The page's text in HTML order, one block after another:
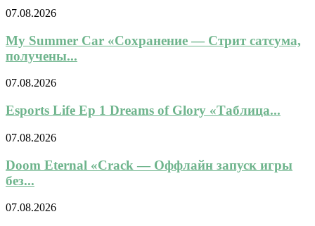
07.08.2026
My Summer Car «Сохранение — Стрит сатсума,
получены...
07.08.2026
Esports Life Ep 1 Dreams of Glory «Таблица...
07.08.2026
Doom Eternal «Crack — Оффлайн запуск игры
без...
07.08.2026